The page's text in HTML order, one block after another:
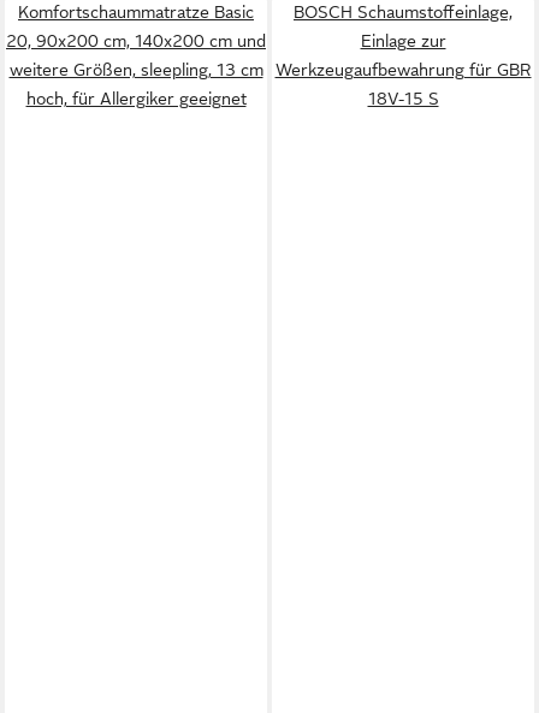
Komfortschaummatratze Basic
20, 90x200 cm, 140x200 cm und
weitere Größen, sleepling, 13 cm
hoch, für Allergiker geeignet
BOSCH Schaumstoffeinlage,
Einlage zur
Werkzeugaufbewahrung für GBR
18V-15 S